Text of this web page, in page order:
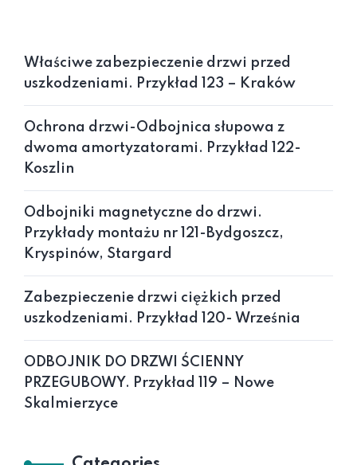
Właściwe zabezpieczenie drzwi przed
uszkodzeniami. Przykład 123 – Kraków
Ochrona drzwi-Odbojnica słupowa z
dwoma amortyzatorami. Przykład 122-
Koszlin
Odbojniki magnetyczne do drzwi.
Przykłady montażu nr 121-Bydgoszcz,
Kryspinów, Stargard
Zabezpieczenie drzwi ciężkich przed
uszkodzeniami. Przykład 120- Września
ODBOJNIK DO DRZWI ŚCIENNY
PRZEGUBOWY. Przykład 119 – Nowe
Skalmierzyce